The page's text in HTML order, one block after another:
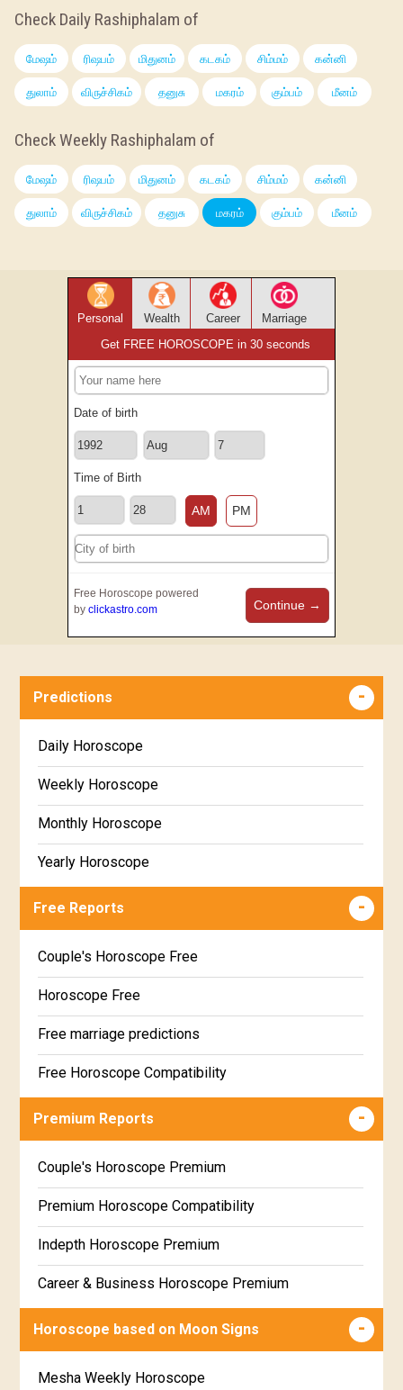
Check Daily Rashiphalam of
மேஷம் ரிஷபம் மிதுனம் கடகம் சிம்மம் கன்னி
துலாம் விருச்சிகம் தனுசு மகரம் கும்பம் மீனம்
Check Weekly Rashiphalam of
மேஷம் ரிஷபம் மிதுனம் கடகம் சிம்மம் கன்னி
துலாம் விருச்சிகம் தனுசு மகரம் கும்பம் மீனம்
Personal Wealth Career Marriage
Get FREE HOROSCOPE in 30 seconds
Date of birth
Time of Birth
AM PM
Free Horoscope powered
by clickastro.com Continue →
Predictions
Daily Horoscope
Weekly Horoscope
Monthly Horoscope
Yearly Horoscope
Free Reports
Couple's Horoscope Free
Horoscope Free
Free marriage predictions
Free Horoscope Compatibility
Career & Business Horoscope Free
Free Daily Rashiphal
Free Weekly Rashifal
Free Star Horoscope
Free panchanga Predictions
Free Chinese Horoscope
Premium Reports
Couple's Horoscope Premium
Premium Horoscope Compatibility
Indepth Horoscope Premium
Career & Business Horoscope Premium
Numerology Premium Report
Horoscope based on Moon Signs
Mesha Weekly Horoscope